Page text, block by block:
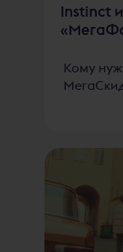
Instinct
Кому